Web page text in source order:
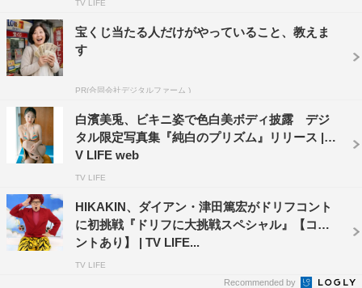
TV LIFE
宝くじ当たる人だけがやっていること、教えま
す
PR(合同会社デジタルファーム )
白濱美兎、ビキニ姿で色白美ボディ披露 デジ
タル限定写真集『純白のプリズム』リリース | T
V LIFE web
TV LIFE
HIKAKIN、ダイアン・津田篤宏がドリフコント
に初挑戦『ドリフに大挑戦スペシャル』【コメ
ントあり】 | TV LIFE...
TV LIFE
Recommended by